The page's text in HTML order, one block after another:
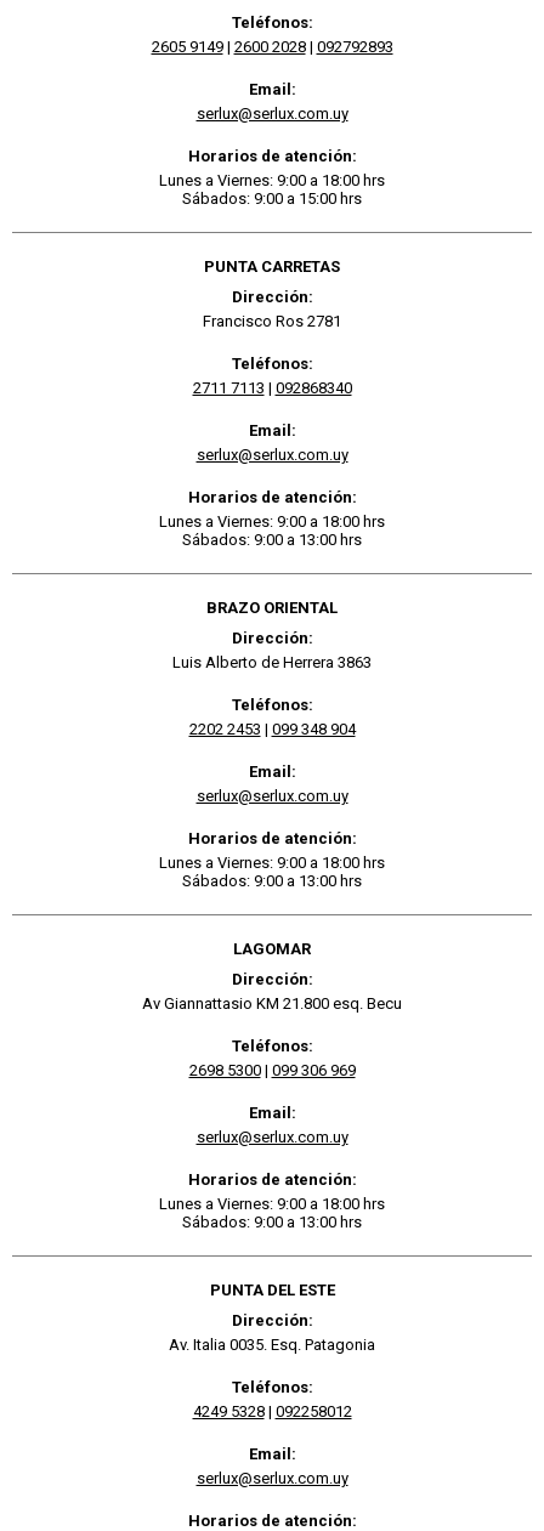
Teléfonos:
2605 9149| 2600 2028| 092792893
Email:
serlux@serlux.com.uy
Horarios de atención:
Lunes a Viernes: 9:00 a 18:00 hrs
Sábados: 9:00 a 15:00 hrs
PUNTA CARRETAS
Dirección:
Francisco Ros 2781
Teléfonos:
2711 7113 | 092868340
Email:
serlux@serlux.com.uy
Horarios de atención:
Lunes a Viernes: 9:00 a 18:00 hrs
Sábados: 9:00 a 13:00 hrs
BRAZO ORIENTAL
Dirección:
Luis Alberto de Herrera 3863
Teléfonos:
2202 2453 | 099 348 904
Email:
serlux@serlux.com.uy
Horarios de atención:
Lunes a Viernes: 9:00 a 18:00 hrs
Sábados: 9:00 a 13:00 hrs
LAGOMAR
Dirección:
Av Giannattasio KM 21.800 esq. Becu
Teléfonos:
2698 5300| 099 306 969
Email:
serlux@serlux.com.uy
Horarios de atención:
Lunes a Viernes: 9:00 a 18:00 hrs
Sábados: 9:00 a 13:00 hrs
PUNTA DEL ESTE
Dirección:
Av. Italia 0035. Esq. Patagonia
Teléfonos:
4249 5328| 092258012
Email:
serlux@serlux.com.uy
Horarios de atención: